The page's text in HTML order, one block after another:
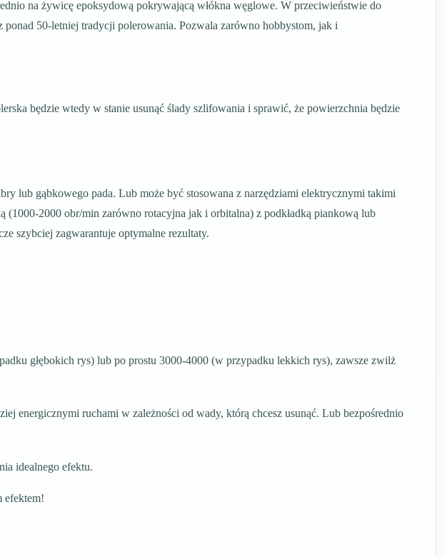
na żywicę epoksydową pokrywającą włókna węglowe. W przeciwieństwie do
50-letniej tradycji polerowania. Pozwala zarówno hobbystom, jak i
będzie wtedy w stanie usunąć ślady szlifowania i sprawić, że powierzchnia będzie
lub gąbkowego pada. Lub może być stosowana z narzędziami elektrycznymi takimi
2000 obr/min zarówno rotacyjna jak i orbitalna) z podkładką piankową lub
szybciej zagwarantuje optymalne rezultaty.
głębokich rys) lub po prostu 3000-4000 (w przypadku lekkich rys), zawsze zwilż
energicznymi ruchami w zależności od wady, którą chcesz usunąć. Lub bezpośrednio
idealnego efektu.
efektem!